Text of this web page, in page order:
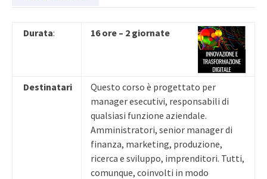
Durata: 16 ore – 2 giornate
Destinatari
Questo corso è progettato per
manager esecutivi, responsabili di
qualsiasi funzione aziendale.
Amministratori, senior manager di
finanza, marketing, produzione,
ricerca e sviluppo, imprenditori. Tutti,
comunque, coinvolti in modo